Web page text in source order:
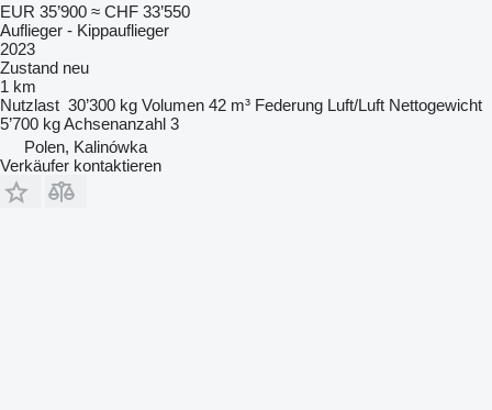
EUR 35’900 ≈ CHF 33’550
Auflieger - Kippauflieger
2023
Zustand neu
1 km
Nutzlast 30’300 kg Volumen 42 m³ Federung Luft/Luft Nettogewicht
5’700 kgAchsenanzahl 3
Polen, Kalinówka
Verkäufer kontaktieren